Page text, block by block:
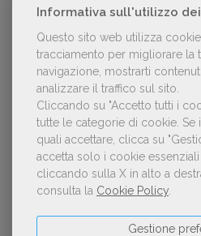
Informativa sull'utilizzo
Questo sito web utilizza
tracciamento per migliorare la
navigazione, mostrarti
analizzare il traffico sul sito.
Cliccando su "Accetto tutti i
tutte le categorie di cookie. Se
quali accettare, clicca su
accetta solo i cookie
cliccando sulla X in alto a
consulta la Cookie Policy
Gestione
Kobo ha rifiutato il 45%
sospetto utilizzo dell’IA
«La voce umana? Ha un
impareggiabile». Simona
manager ebook e